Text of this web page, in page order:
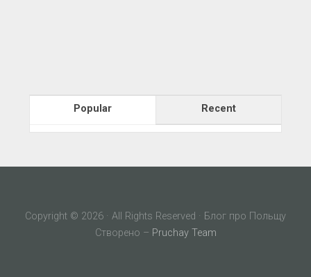
Popular Recent
Copyright © 2026 · All Rights Reserved · Блог про Польщу
Створено – Pruchay Team